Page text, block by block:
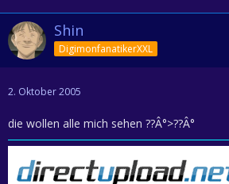
Shin
DigimonfanatikerXXL
2. Oktober 2005
die wollen alle mich sehen ??Â°>??Â°